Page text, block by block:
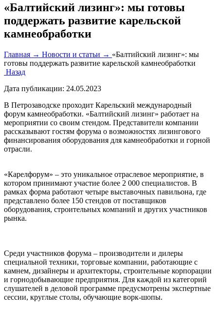
«Балтийский лизинг»: мы готовы
поддержать развитие карельской
камнеобработки
Главная → Новости и статьи → «Балтийский лизинг»: мы
готовы поддержать развитие карельской камнеобработки
Назад
Дата публикации: 24.05.2023
В Петрозаводске проходит Карельский международный
форум камнеобработки. «Балтийский лизинг» работает на
мероприятии со своим стендом. Представители компании
рассказывают гостям форума о возможностях лизингового
финансирования оборудования для камнеобработки и горной
отрасли.
«Карелфорум» – это уникальное отраслевое мероприятие, в
котором принимают участие более 2 000 специалистов. В
рамках форма работают четыре выставочных павильона, где
представлено более 150 стендов от поставщиков
оборудования, строительных компаний и других участников
рынка.
Среди участников форума – производители и дилеры
специальной техники, торговые компании, работающие с
камнем, дизайнеры и архитекторы, строительные корпорации
и горнодобывающие предприятия. Для каждой из категорий
слушателей в деловой программе предусмотрены экспертные
сессии, круглые столы, обучающие ворк-шопы.